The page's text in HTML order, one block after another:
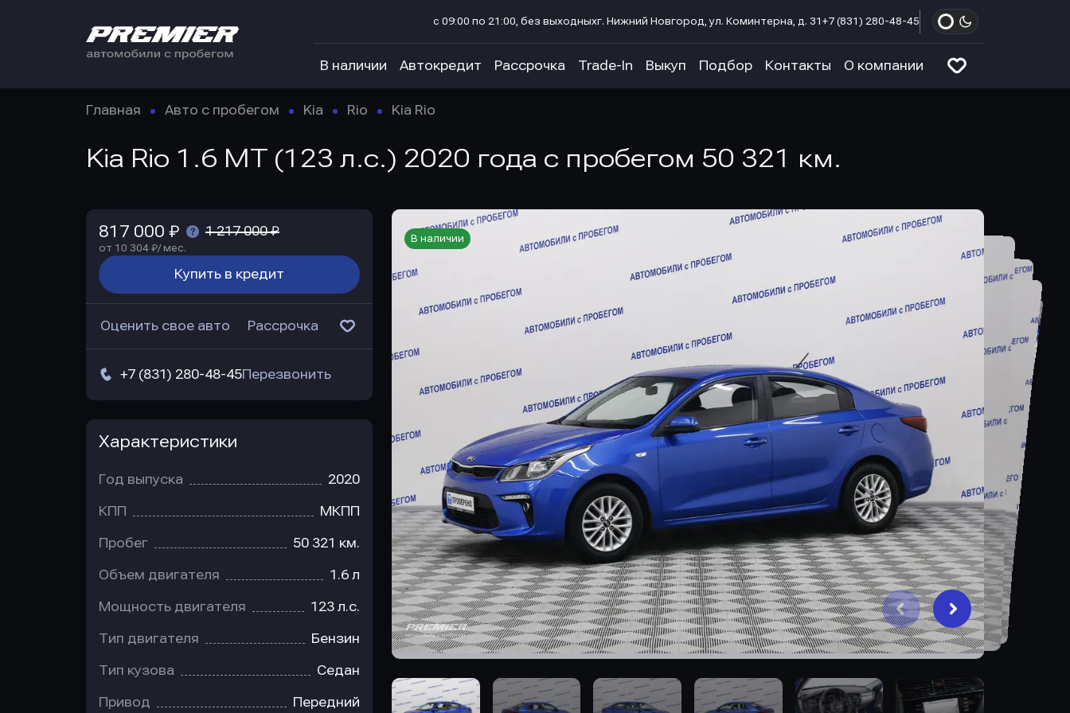
с 09:00 по 21:00, без выходныхг. Нижний Новгород, ул. Коминтерна, д. 31 +7 (831) 280-48-45
В наличии Автокредит Рассрочка Trade-In Выкуп Подбор Контакты О компании
Главная Авто с пробегом Kia Rio Kia Rio
Kia Rio 1.6 MT (123 л.с.) 2020 года с пробегом 50 321 км.
В наличии
817 000 ₽ 1 217 000 ₽
от 10 304 ₽/ мес.
Купить в кредит
Оценить свое авто Рассрочка
+7 (831) 280-48-45Перезвонить
Характеристики
Год выпуска 2020
КПП МКПП
Пробег 50 321 км.
Объем двигателя 1.6 л
Мощность двигателя 123 л.с.
Тип двигателя Бензин
Тип кузова Седан
Привод Передний